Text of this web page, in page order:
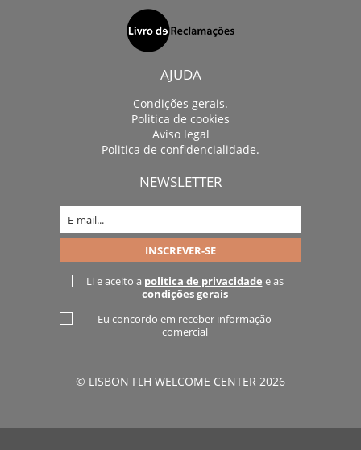
AJUDA
Condições gerais.
Politica de cookies
Aviso legal
Politica de confidencialidade.
NEWSLETTER
Li e aceito a politica de privacidade e as
condições gerais
Eu concordo em receber informação
comercial
© LISBON FLH WELCOME CENTER 2026